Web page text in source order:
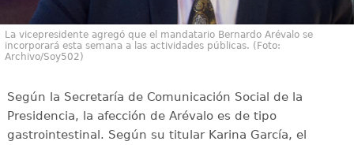
La vicepresidente agregó que el mandatario Bernardo Arévalo se
incorporará esta semana a las actividades públicas. (Foto:
Archivo/Soy502)
Según la Secretaría de Comunicación Social de la
Presidencia, la afección de Arévalo es de tipo
gastrointestinal. Según su titular Karina García, el